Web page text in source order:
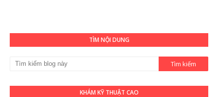
TÌM NỘI DUNG
KHÁM KỸ THUẬT CAO